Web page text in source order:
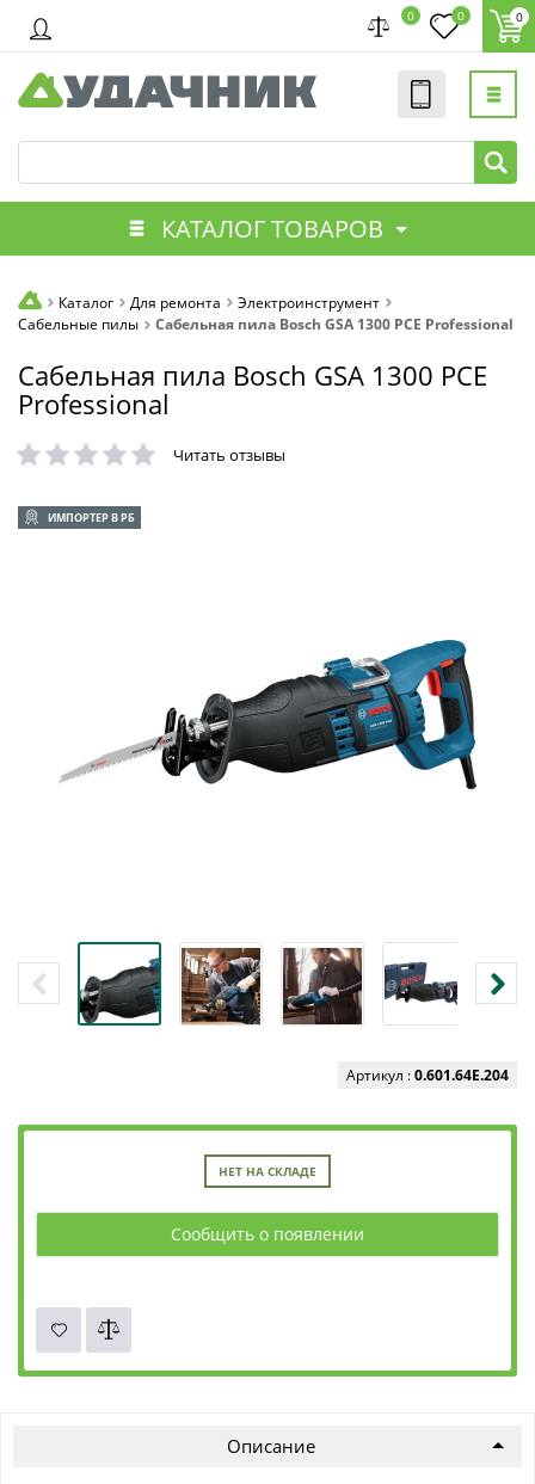
0 0 0
КАТАЛОГ ТОВАРОВ
Каталог Для ремонта
Электроинструмент
Сабельные пилы
Сабельная пила Bosch GSA 1300 PCE Professional
Сабельная пила Bosch GSA 1300 PCE
Professional
Читать отзывы
ИМПОРТЕР В РБ
Артикул :0.601.64E.204
НЕТ НА СКЛАДЕ
Сообщить о появлении
Описание